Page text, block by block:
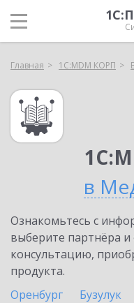
Главная 1С:MDM КОРП
в
Ознакомьтесь с
выберите партнёра и
консультацию,
продукта.
Оренбург
Бузулук